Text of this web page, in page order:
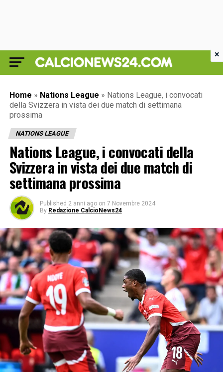
Home » Nations League » Nations League, i convocati
della Svizzera in vista dei due match di settimana
prossima
NATIONS LEAGUE
Nations League, i convocati della
Svizzera in vista dei due match di
settimana prossima
Published 2 anni ago on 7 Novembre 2024
By Redazione CalcioNews24
×